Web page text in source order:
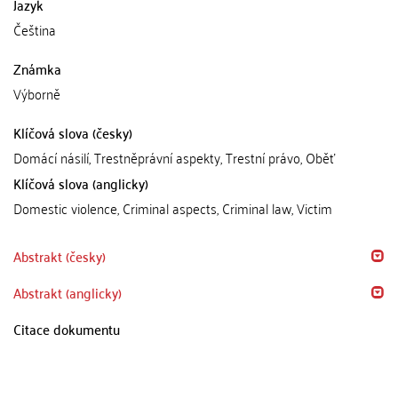
Čeština
Známka
Výborně
Klíčová slova (česky)
Domácí násilí, Trestněprávní aspekty, Trestní právo, Oběť
Klíčová slova (anglicky)
Domestic violence, Criminal aspects, Criminal law, Victim
Abstrakt (česky)
Abstrakt (anglicky)
Citace dokumentu